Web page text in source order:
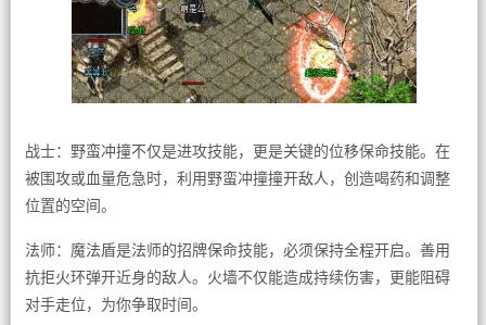
战士：野蛮冲撞不仅是进攻技能，更是关键的位移保命技能。在
被围攻或血量危急时，利用野蛮冲撞撞开敌人，创造喝药和调整
位置的空间。
法师：魔法盾是法师的招牌保命技能，必须保持全程开启。善用
抗拒火环弹开近身的敌人。火墙不仅能造成持续伤害，更能阻碍
对手走位，为你争取时间。